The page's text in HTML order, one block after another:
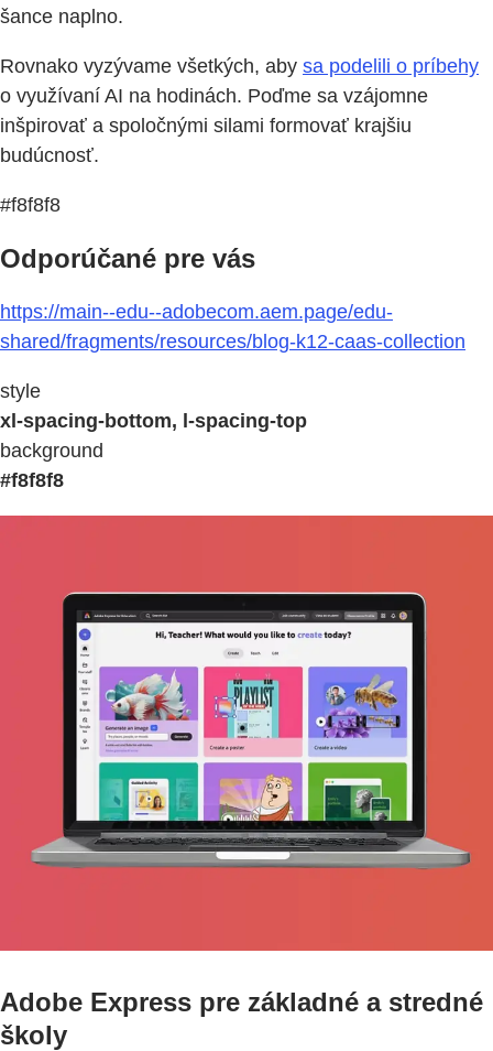
šance naplno.
Rovnako vyzývame všetkých, aby sa podelili o príbehy
o využívaní AI na hodinách. Poďme sa vzájomne
inšpirovať a spoločnými silami formovať krajšiu
budúcnosť.
#f8f8f8
Odporúčané pre vás
https://main--edu--adobecom.aem.page/edu-
shared/fragments/resources/blog-k12-caas-collection
style
xl-spacing-bottom, l-spacing-top
background
#f8f8f8
Adobe Express pre základné a stredné
školy